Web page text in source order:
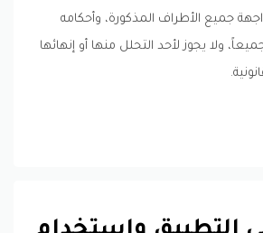
جميع الأطراف المذكورة، وأحكامه
ولا يجوز لأحد التحلل منها أو إنهائها